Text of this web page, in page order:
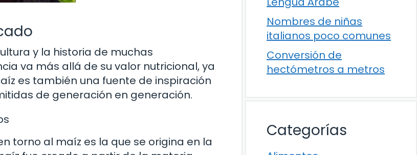
y la historia de muchas
va más allá de su valor nutricional, ya
es también una fuente de inspiración
de generación en generación.
torno al maíz es la que se origina en la
Nombres de niñas
italianos poco comunes
Conversión de
hectómetros a metros
Categorías